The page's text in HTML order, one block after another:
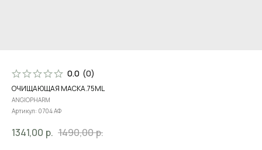
0.0 (0)
ОЧИЩАЮЩАЯ МАСКА.75ML
ANGIOPHARM
Артикул: 0704 АФ
1341,00 р. 1490,00р.